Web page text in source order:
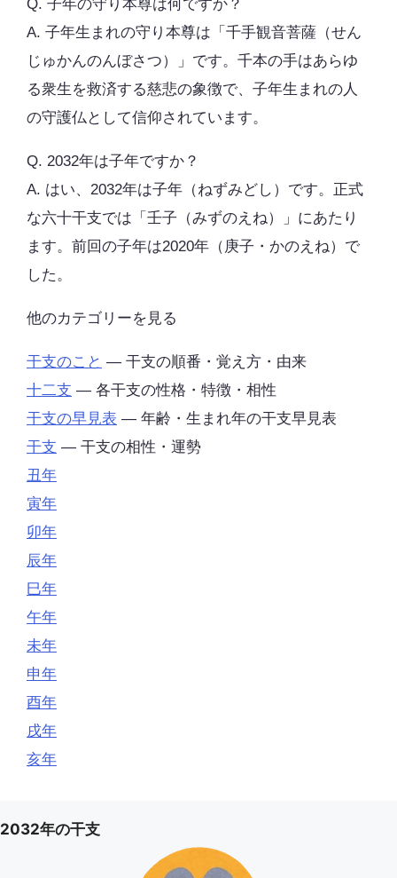
Q. 子年の守り本尊は何ですか？
A. 子年生まれの守り本尊は「千手観音菩薩（せん
じゅかんのんぼさつ）」です。千本の手はあらゆ
る衆生を救済する慈悲の象徴で、子年生まれの人
の守護仏として信仰されています。
Q. 2032年は子年ですか？
A. はい、2032年は子年（ねずみどし）です。正式
な六十干支では「壬子（みずのえね）」にあたり
ます。前回の子年は2020年（庚子・かのえね）で
した。
他のカテゴリーを見る
干支のこと — 干支の順番・覚え方・由来
十二支 — 各干支の性格・特徴・相性
干支の早見表 — 年齢・生まれ年の干支早見表
干支 — 干支の相性・運勢
丑年
寅年
卯年
辰年
巳年
午年
未年
申年
酉年
戌年
亥年
2032年の干支